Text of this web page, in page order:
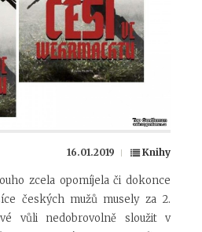
16.01.2019 Knihy
zcela opomíjela či dokonce
českých mužů musely za 2.
vůli nedobrovolně sloužit v